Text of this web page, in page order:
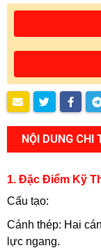
NỘI DUNG CHI
1. Đặc Điểm Kỹ
Cấu tạo:
Cánh thép: Hai
lực ngang.